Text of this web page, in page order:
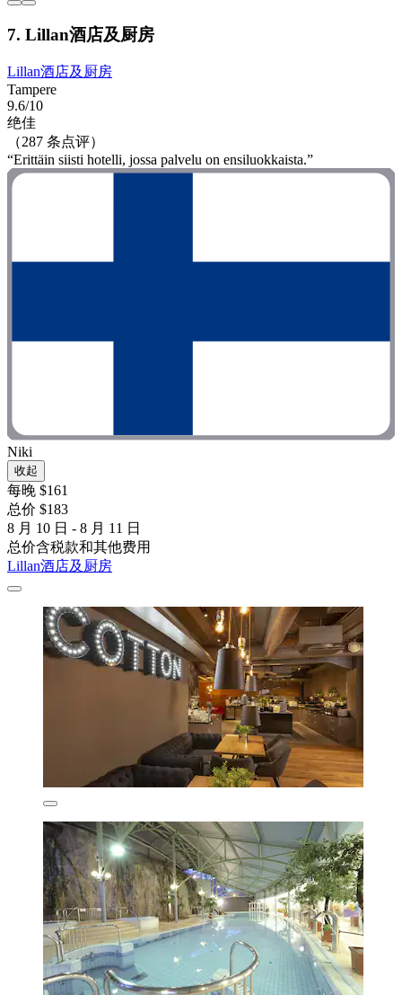
7. Lillan酒店及厨房
Lillan酒店及厨房
Tampere
9.6/10
绝佳
（287 条点评）
“Erittäin siisti hotelli, jossa palvelu on ensiluokkaista.”
Niki
收起
每晚 $161
总价 $183
8 月 10 日 - 8 月 11 日
总价含税款和其他费用
Lillan酒店及厨房